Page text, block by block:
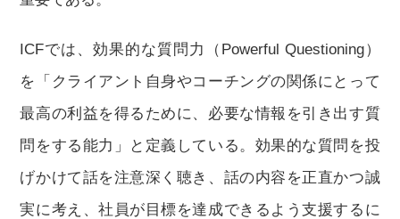
ICFでは、効果的な質問力（Powerful Questioning）
を「クライアント自身やコーチングの関係にとって
最高の利益を得るために、必要な情報を引き出す質
問をする能力」と定義している。効果的な質問を投
げかけて話を注意深く聴き、話の内容を正直かつ誠
実に考え、社員が目標を達成できるよう支援するに